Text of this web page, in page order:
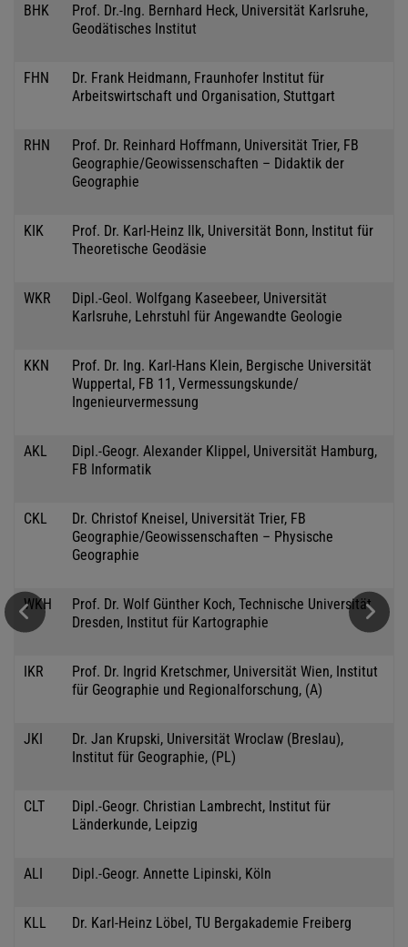
BHK
Prof. Dr.-Ing. Bernhard Heck, Universität Karlsruhe,
Geodätisches Institut
FHN
Dr. Frank Heidmann, Fraunhofer Institut für
Arbeitswirtschaft und Organisation, Stuttgart
RHN
Prof. Dr. Reinhard Hoffmann, Universität Trier, FB
Geographie/Geowissenschaften – Didaktik der
Geographie
KIK
Prof. Dr. Karl-Heinz Ilk, Universität Bonn, Institut für
Theoretische Geodäsie
WKR
Dipl.-Geol. Wolfgang Kaseebeer, Universität
Karlsruhe, Lehrstuhl für Angewandte Geologie
KKN
Prof. Dr. Ing. Karl-Hans Klein, Bergische Universität
Wuppertal, FB 11, Vermessungskunde/
Ingenieurvermessung
AKL
Dipl.-Geogr. Alexander Klippel, Universität Hamburg,
FB Informatik
CKL
Dr. Christof Kneisel, Universität Trier, FB
Geographie/Geowissenschaften – Physische
Geographie
WKH
Prof. Dr. Wolf Günther Koch, Technische Universität
Dresden, Institut für Kartographie
IKR
Prof. Dr. Ingrid Kretschmer, Universität Wien, Institut
für Geographie und Regionalforschung, (A)
JKI
Dr. Jan Krupski, Universität Wroclaw (Breslau),
Institut für Geographie, (PL)
CLT
Dipl.-Geogr. Christian Lambrecht, Institut für
Länderkunde, Leipzig
ALI Dipl.-Geogr. Annette Lipinski, Köln
KLL Dr. Karl-Heinz Löbel, TU Bergakademie Freiberg